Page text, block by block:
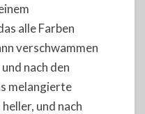
alle Farben
verschwammen
nach den
melangierte
und nach